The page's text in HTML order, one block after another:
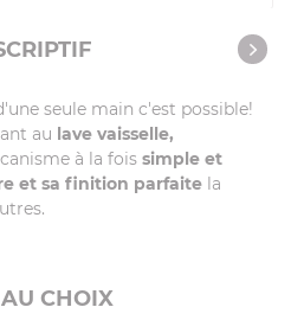
seule main c'est possible!
au lave vaisselle,
à la fois simple et
et sa finition parfaite la
CHOIX